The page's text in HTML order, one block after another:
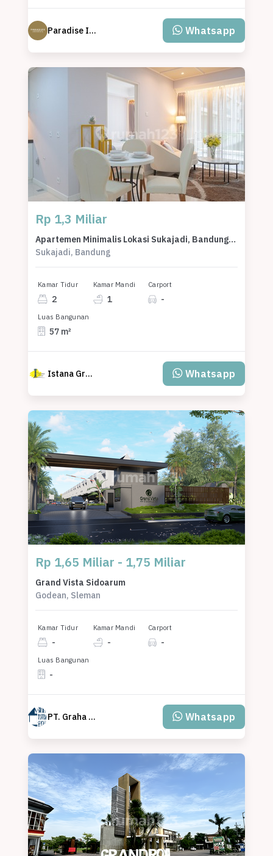
Paradise Indonesia Whatsapp
Rp 1,3 Miliar
Apartemen Minimalis Lokasi Sukajadi, Bandung, Harga 1,3 Miliar
Sukajadi, Bandung
Kamar Tidur
2
Kamar Mandi
1
Carport
-
Luas Bangunan
57 m²
Istana Group Whatsapp
Rp 1,65 Miliar - 1,75 Miliar
Grand Vista Sidoarum
Godean, Sleman
Kamar Tidur
-
Kamar Mandi
-
Carport
-
Luas Bangunan
-
PT. Graha Tantra Sentosa Whatsapp